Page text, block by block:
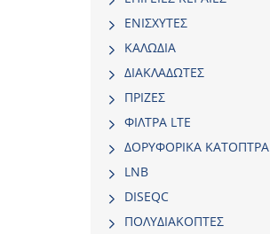
ΕΝΙΣΧΥΤΕΣ
ΚΑΛΩΔΙΑ
ΔΙΑΚΛΑΔΩΤΕΣ
ΠΡΙΖΕΣ
ΦΙΛΤΡΑ LTE
ΔΟΡΥΦΟΡΙΚΑ ΚΑΤΟΠΤΡΑ
LNB
DISEQC
ΠΟΛΥΔΙΑΚΟΠΤΕΣ